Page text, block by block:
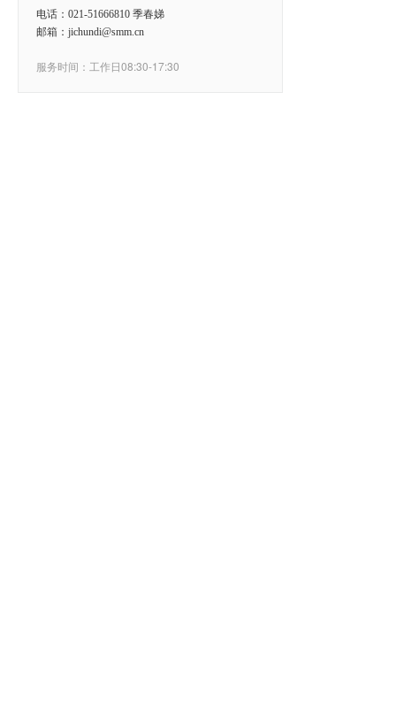
电话：021-51666810 季春娣
邮箱：jichundi@smm.cn
服务时间：工作日08:30-17:30